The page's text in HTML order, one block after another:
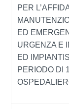
PER
ED
URGENZA E
ED
PERIODO DI